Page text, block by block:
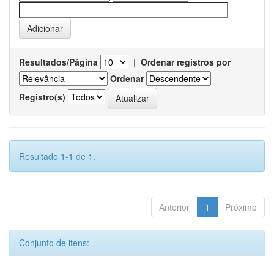
Resultados/Página | Ordenar registros por
Ordenar
Registro(s)
Resultado 1-1 de 1.
Anterior 1 Próximo
Conjunto de itens: